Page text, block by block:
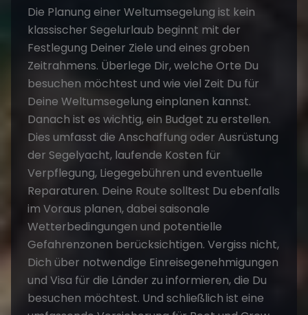
Die Planung einer Weltumsegelung ist kein
klassischer Segelurlaub beginnt mit der
Festlegung Deiner Ziele und eines groben
Zeitrahmens. Überlege Dir, welche Orte Du
besuchen möchtest und wie viel Zeit Du für
Deine Weltumsegelung einplanen kannst.
Danach ist es wichtig, ein Budget zu erstellen.
Dies umfasst die Anschaffung oder Ausrüstung
der Segelyacht, laufende Kosten für
Verpflegung, Liegegebühren und eventuelle
Reparaturen. Deine Route solltest Du ebenfalls
im Voraus planen, dabei saisonale
Wetterbedingungen und potentielle
Gefahrenzonen berücksichtigen. Vergiss nicht,
Dich über notwendige Einreisegenehmigungen
und Visa für die Länder zu informieren, die Du
besuchen möchtest. Und schließlich ist eine